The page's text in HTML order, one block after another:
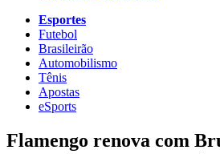
Esportes
Futebol
Brasileirão
Automobilismo
Tênis
Apostas
eSports
Flamengo renova com